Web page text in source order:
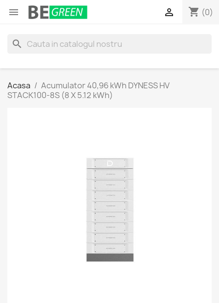
 shopping_cart (0)

search
Acasa
Acumulator 40,96 kWh DYNESS HV
STACK100-8S (8 X 5.12 kWh)